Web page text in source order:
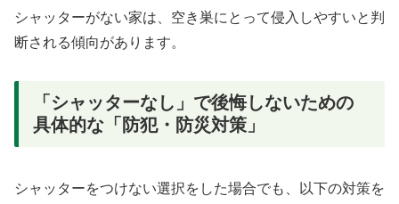
シャッターがない家は、空き巣にとって侵入しやすいと判
断される傾向があります。
「シャッターなし」で後悔しないための
具体的な「防犯・防災対策」
シャッターをつけない選択をした場合でも、以下の対策を